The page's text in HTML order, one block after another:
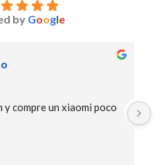
by Google
compre un xiaomi poco